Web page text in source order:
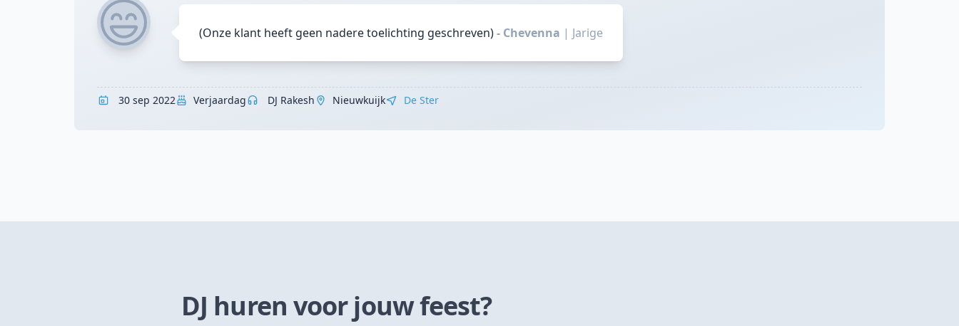
(Onze klant heeft geen nadere toelichting geschreven)- Chevenna | Jarige
30 sep 2022 Verjaardag DJ Rakesh Nieuwkuijk De Ster
DJ huren voor jouw feest?